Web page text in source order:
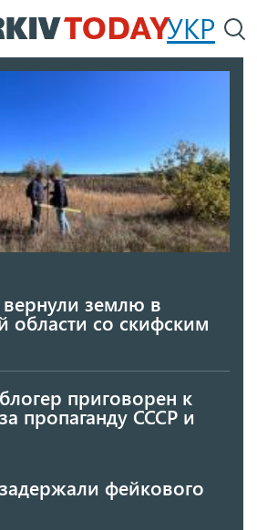
Перейти
к
УКР
вернули землю в
области со скифским
приговорен к
пропаганду СССР и
фейкового